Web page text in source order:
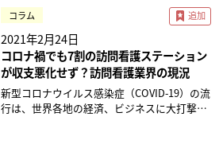
コラム
2021年2月24日
コロナ禍でも7割の訪問看護ステーション
が収支悪化せず？訪問看護業界の現況
新型コロナウイルス感染症（COVID-19）の流
行は、世界各地の経済、ビジネスに大打撃を